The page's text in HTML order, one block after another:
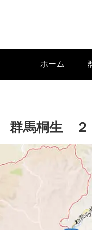
ホーム
群馬桐生 ２